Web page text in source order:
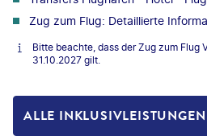
Zug zum Flug: Detaillierte
Bitte beachte, dass der Zug zum Flug
31.10.2027 gilt.
ALLE INKLUSIVLEISTUNGEN